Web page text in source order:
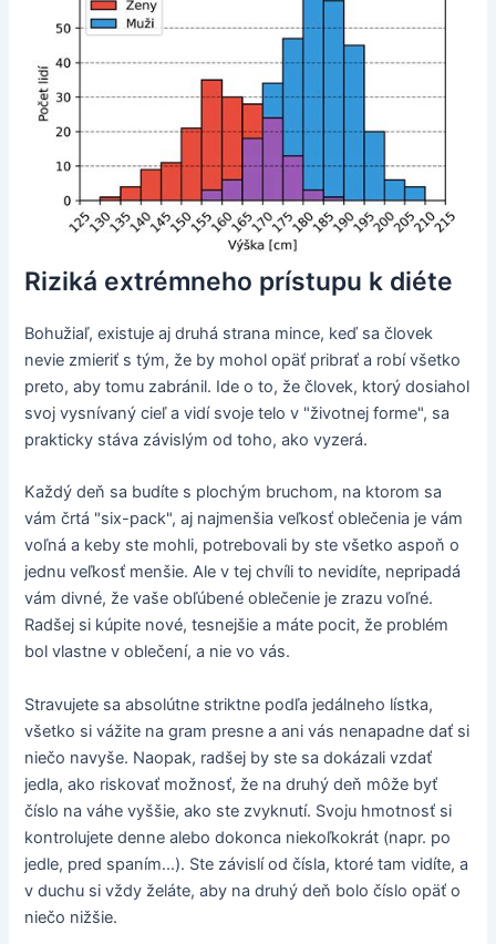
Riziká extrémneho prístupu k diéte
Bohužiaľ, existuje aj druhá strana mince, keď sa človek
nevie zmieriť s tým, že by mohol opäť pribrať a robí všetko
preto, aby tomu zabránil. Ide o to, že človek, ktorý dosiahol
svoj vysnívaný cieľ a vidí svoje telo v "životnej forme", sa
prakticky stáva závislým od toho, ako vyzerá.
Každý deň sa budíte s plochým bruchom, na ktorom sa
vám črtá "six-pack", aj najmenšia veľkosť oblečenia je vám
voľná a keby ste mohli, potrebovali by ste všetko aspoň o
jednu veľkosť menšie. Ale v tej chvíli to nevidíte, nepripadá
vám divné, že vaše obľúbené oblečenie je zrazu voľné.
Radšej si kúpite nové, tesnejšie a máte pocit, že problém
bol vlastne v oblečení, a nie vo vás.
Stravujete sa absolútne striktne podľa jedálneho lístka,
všetko si vážite na gram presne a ani vás nenapadne dať si
niečo navyše. Naopak, radšej by ste sa dokázali vzdať
jedla, ako riskovať možnosť, že na druhý deň môže byť
číslo na váhe vyššie, ako ste zvyknutí. Svoju hmotnosť si
kontrolujete denne alebo dokonca niekoľkokrát (napr. po
jedle, pred spaním...). Ste závislí od čísla, ktoré tam vidíte, a
v duchu si vždy želáte, aby na druhý deň bolo číslo opäť o
niečo nižšie.